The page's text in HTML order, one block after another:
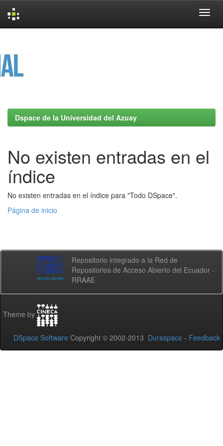
Dspace de la Universidad del Azuay
No existen entradas en el
índice
No existen entradas en el índice para "Todo DSpace".
Página de inicio
Repositorio integrado a la Red de
Repositorios de Acceso Abierto del Ecuador -
RRAAE
Theme by
DSpace Software Copyright © 2002-2013 Duraspace - Feedback